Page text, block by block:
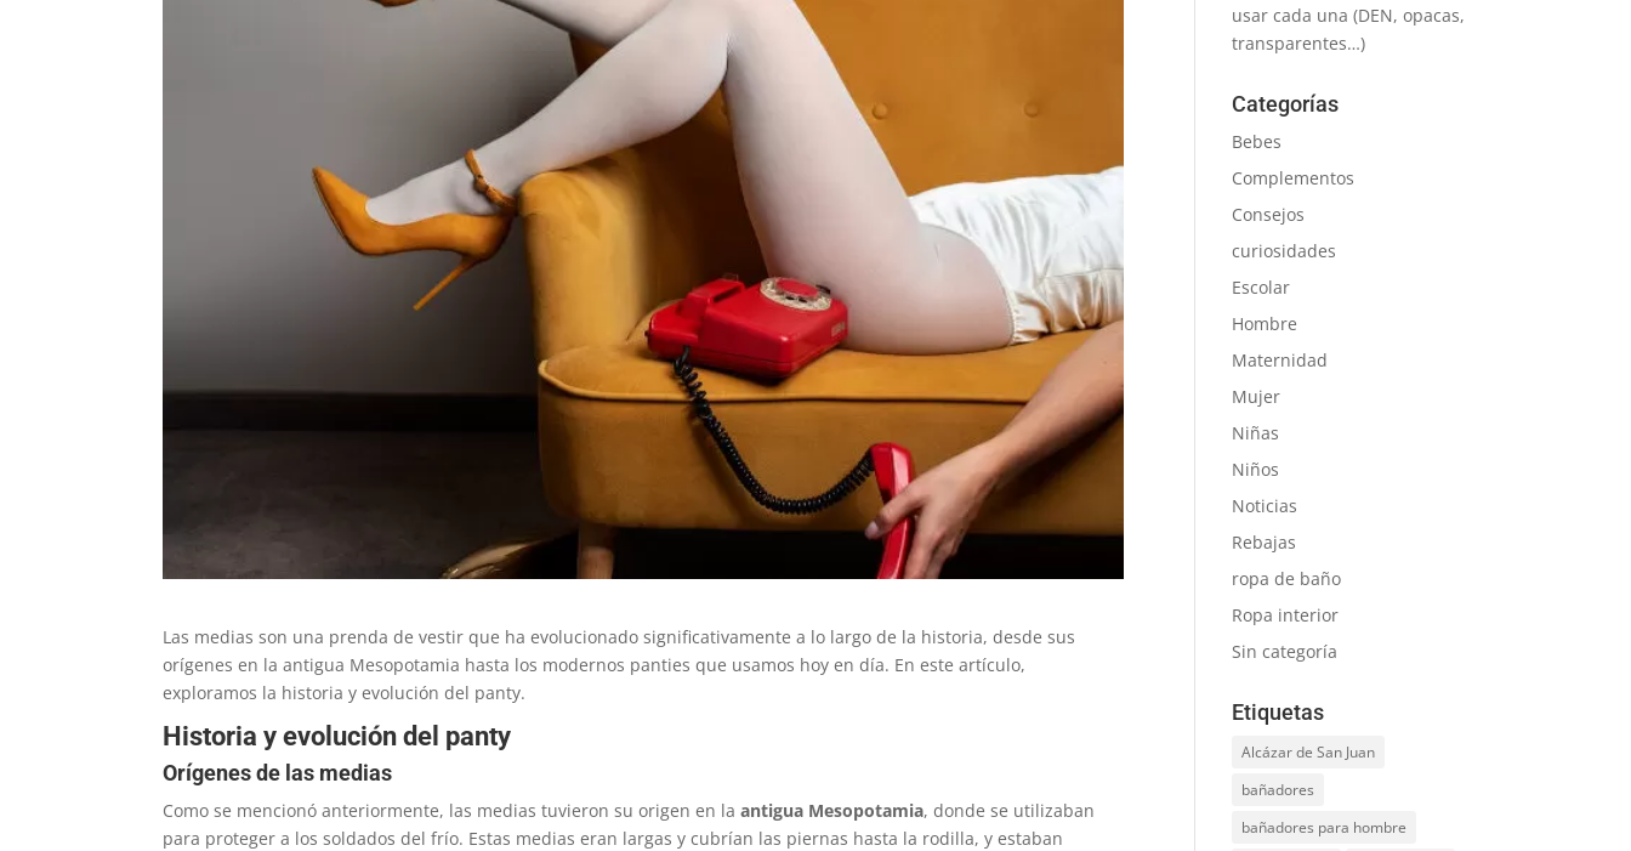
Las medias son una prenda de vestir que ha evolucionado significativamente a lo largo de la historia, desde sus
orígenes en la antigua Mesopotamia hasta los modernos panties que usamos hoy en día. En este artículo,
exploramos la historia y evolución del panty.
Historia y evolución del panty
Orígenes de las medias
Como se mencionó anteriormente, las medias tuvieron su origen en laantigua Mesopotamia, donde se utilizaban
para proteger a los soldados del frío. Estas medias eran largas y cubrían las piernas hasta la rodilla, y estaban
usar cada una (DEN, opacas,
transparentes…)
Categorías
Bebes
Complementos
Consejos
curiosidades
Escolar
Hombre
Maternidad
Mujer
Niñas
Niños
Noticias
Rebajas
ropa de baño
Ropa interior
Sin categoría
Etiquetas
Alcázar de San Juan
bañadores
bañadores para hombre